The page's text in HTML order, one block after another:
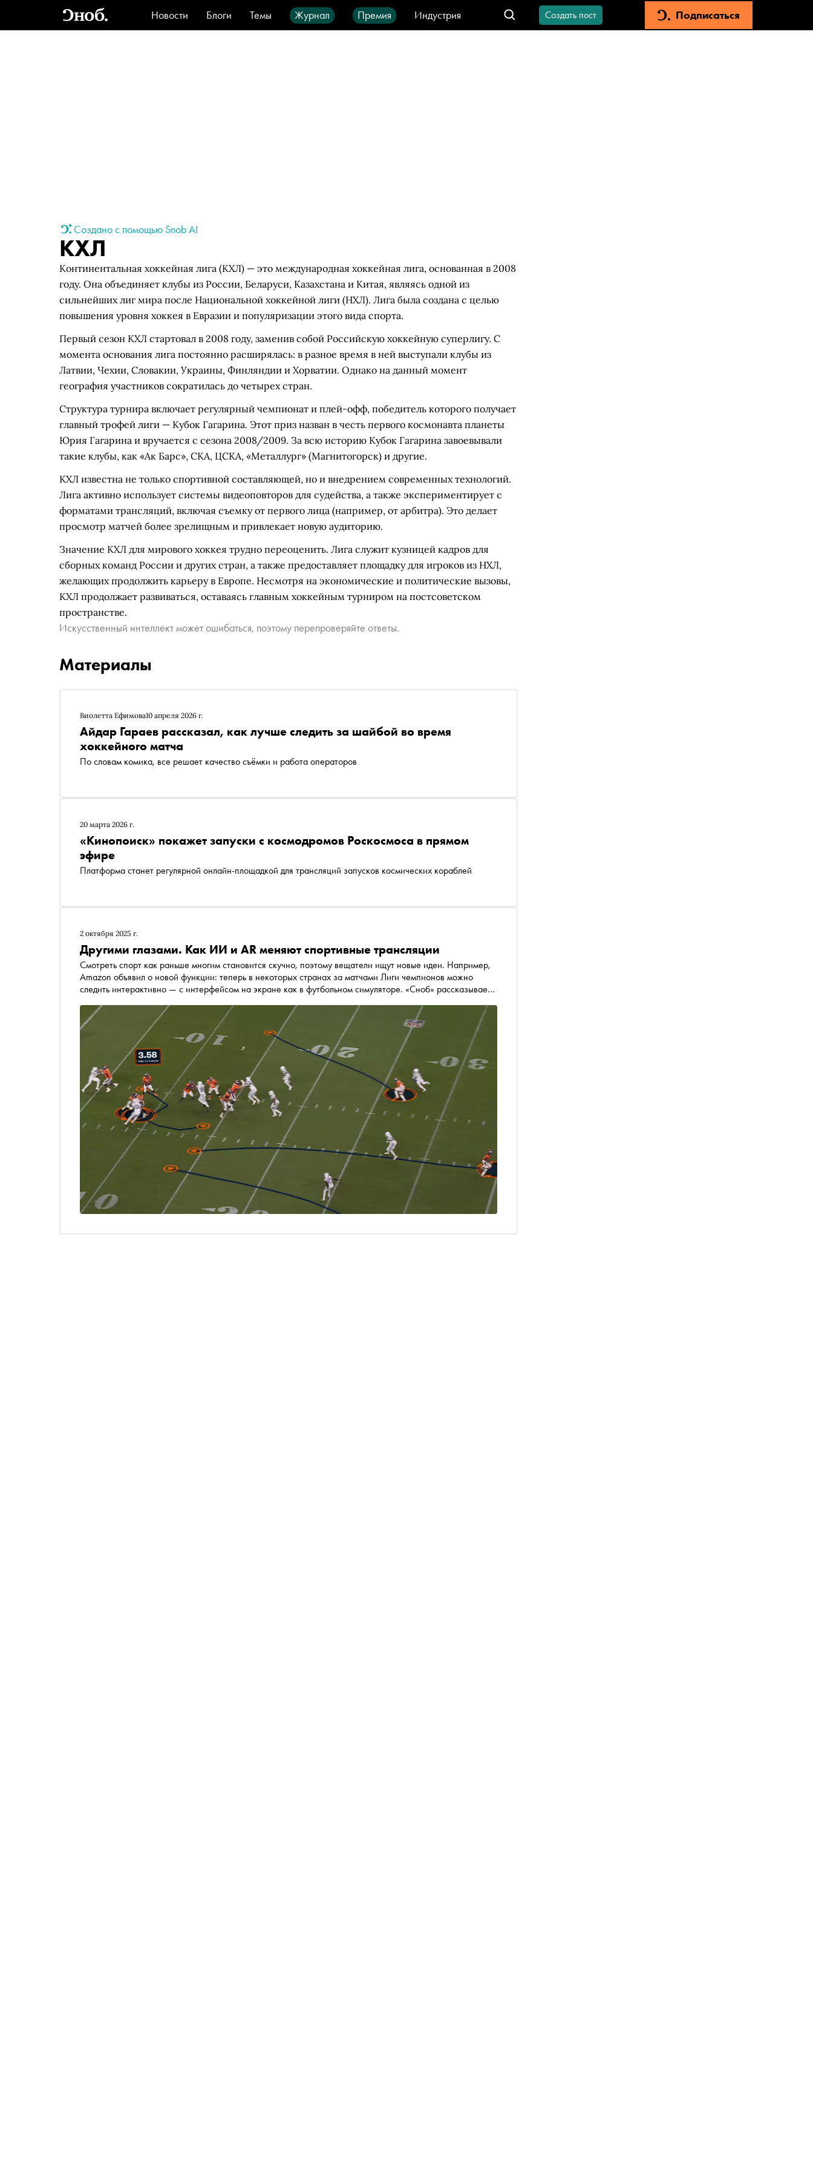
Новости Блоги Темы Журнал Премия
Индустрия
Стиль
Видео Город IT-продукты
Создать пост Подписаться
Создано с помощью Snob AI
КХЛ
Континентальная хоккейная лига (КХЛ) — это международная хоккейная лига, основанная в 2008
году. Она объединяет клубы из России, Беларуси, Казахстана и Китая, являясь одной из
сильнейших лиг мира после Национальной хоккейной лиги (НХЛ). Лига была создана с целью
повышения уровня хоккея в Евразии и популяризации этого вида спорта.
Первый сезон КХЛ стартовал в 2008 году, заменив собой Российскую хоккейную суперлигу. С
момента основания лига постоянно расширялась: в разное время в ней выступали клубы из
Латвии, Чехии, Словакии, Украины, Финляндии и Хорватии. Однако на данный момент
география участников сократилась до четырех стран.
Структура турнира включает регулярный чемпионат и плей-офф, победитель которого получает
главный трофей лиги — Кубок Гагарина. Этот приз назван в честь первого космонавта планеты
Юрия Гагарина и вручается с сезона 2008/2009. За всю историю Кубок Гагарина завоевывали
такие клубы, как «Ак Барс», СКА, ЦСКА, «Металлург» (Магнитогорск) и другие.
КХЛ известна не только спортивной составляющей, но и внедрением современных технологий.
Лига активно использует системы видеоповторов для судейства, а также экспериментирует с
форматами трансляций, включая съемку от первого лица (например, от арбитра). Это делает
просмотр матчей более зрелищным и привлекает новую аудиторию.
Значение КХЛ для мирового хоккея трудно переоценить. Лига служит кузницей кадров для
сборных команд России и других стран, а также предоставляет площадку для игроков из НХЛ,
желающих продолжить карьеру в Европе. Несмотря на экономические и политические вызовы,
КХЛ продолжает развиваться, оставаясь главным хоккейным турниром на постсоветском
пространстве.
Искусственный интеллект может ошибаться, поэтому перепроверяйте ответы.
Материалы
Виолетта Ефимова10 апреля 2026 г.
Айдар Гараев рассказал, как лучше следить за шайбой во время
хоккейного матча
По словам комика, все решает качество съёмки и работа операторов
20 марта 2026 г.
«Кинопоиск» покажет запуски с космодромов Роскосмоса в прямом
эфире
Платформа станет регулярной онлайн-площадкой для трансляций запусков космических кораблей
2 октября 2025 г.
Другими глазами. Как ИИ и AR меняют спортивные трансляции
Смотреть спорт как раньше многим становится скучно, поэтому вещатели ищут новые идеи. Например,
Amazon объявил о новой функции: теперь в некоторых странах за матчами Лиги чемпионов можно
следить интерактивно — с интерфейсом на экране как в футбольном симуляторе. «Сноб» рассказывает